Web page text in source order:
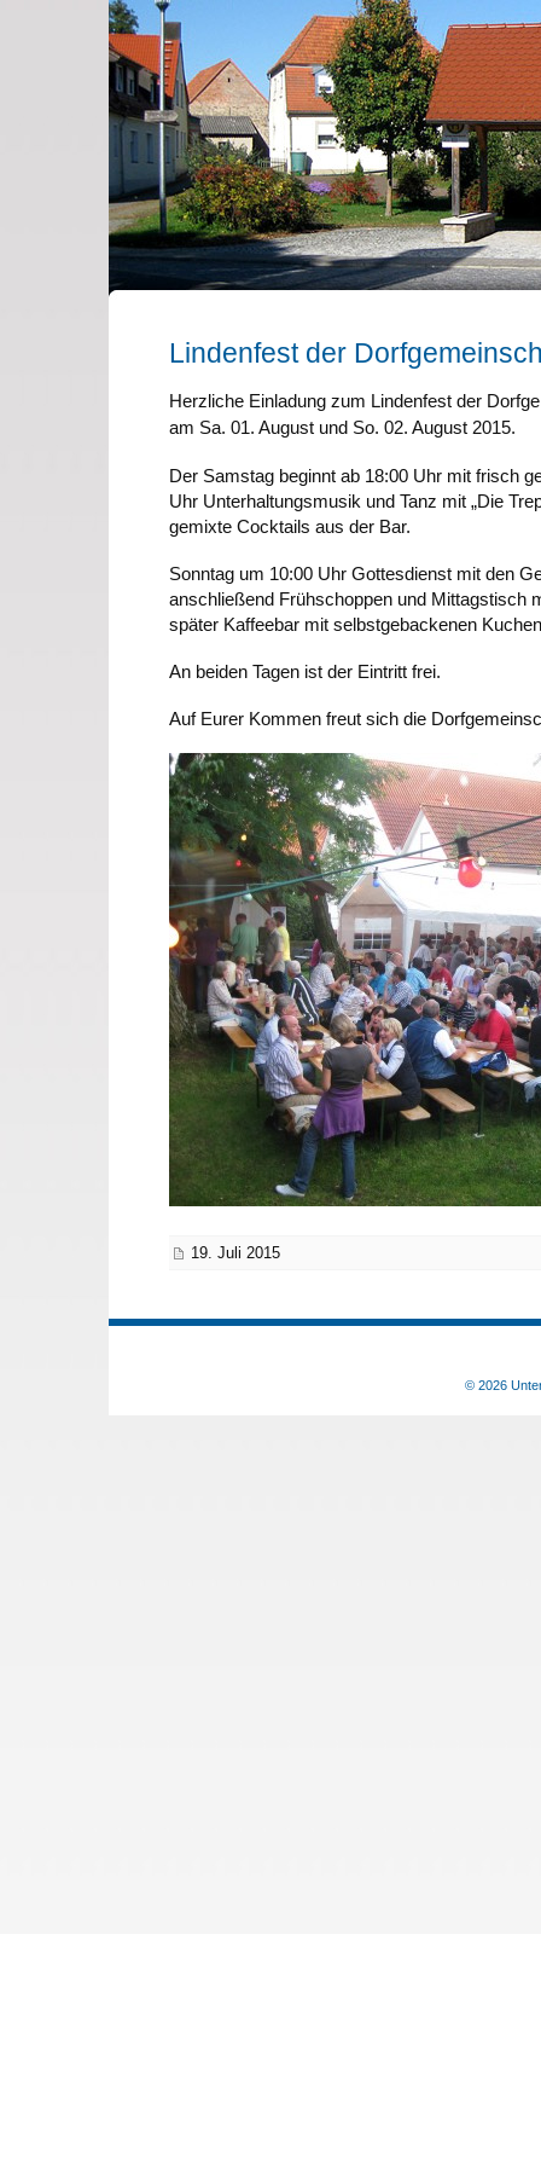
Lindenfest der
Herzliche Einladung zum Lindenfest der
am Sa. 01. August und So. 02. August 2015.
Der Samstag beginnt ab 18:00 Uhr mit frisch
Uhr Unterhaltungsmusik und Tanz mit „Die
gemixte Cocktails aus der Bar.
Sonntag um 10:00 Uhr Gottesdienst mit den
anschließend Frühschoppen und Mittagstisch
später Kaffeebar mit selbstgebackenen
An beiden Tagen ist der Eintritt frei.
Auf Eurer Kommen freut sich die
19. Juli 2015
© 2026